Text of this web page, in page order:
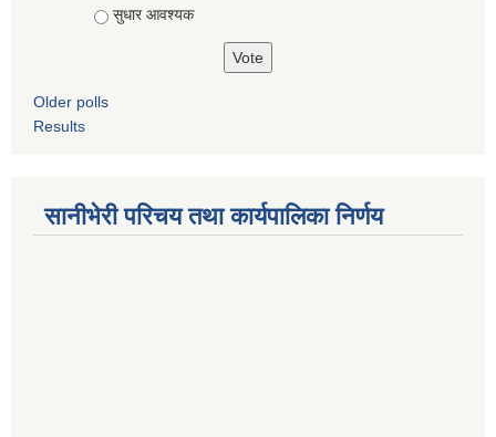
सुधार आवश्यक
Older polls
Results
सानीभेरी परिचय तथा कार्यपालिका निर्णय